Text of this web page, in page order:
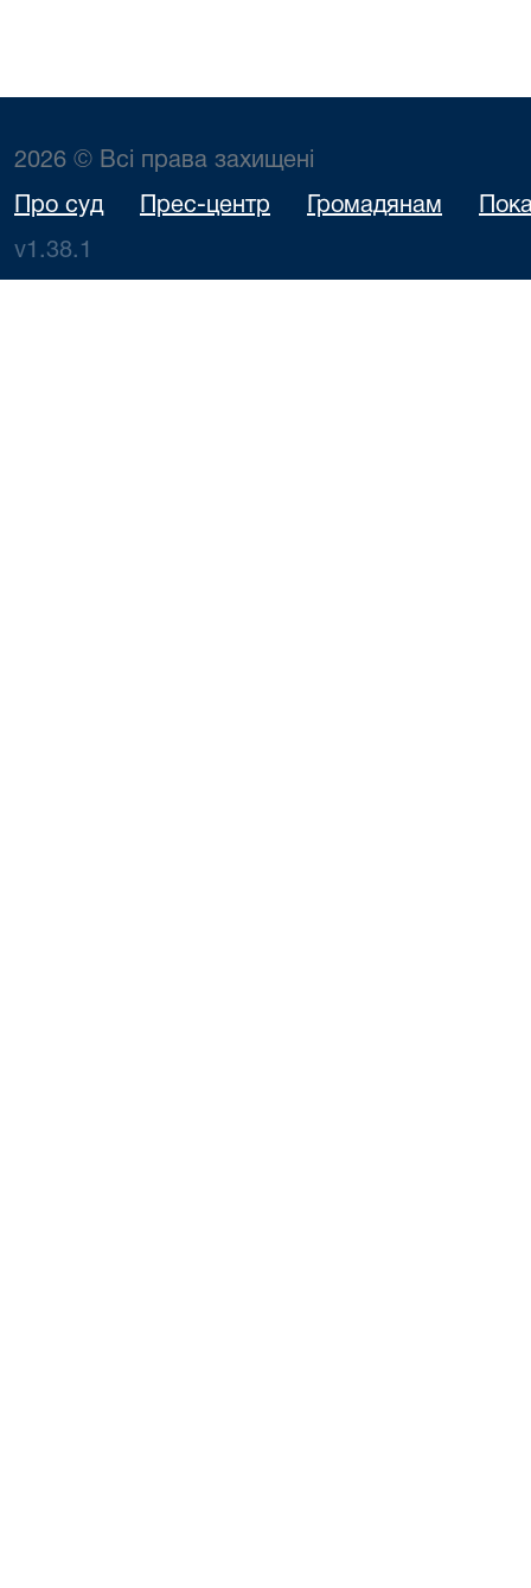
2026 © Всі права захищені
Про суд Прес-центр Громадянам
v1.38.1